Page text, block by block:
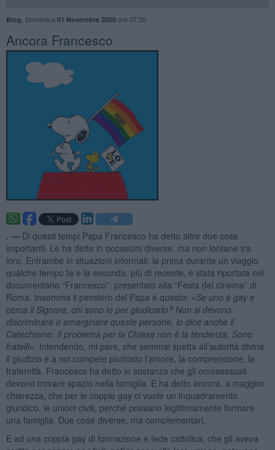
Blog Domenica 01 Novembre 2020ore 07:30
​Ancora Francesco
. — Di questi tempi Papa Francesco ha detto altre due cose
importanti. Le ha dette in occasioni diverse, ma non lontane tra
loro. Entrambe in situazioni informali: la prima durante un viaggio
qualche tempo fa e la seconda, più di recente, è stata riportata nel
documentario “Francesco”, presentato alla “Festa del cinema” di
Roma. Insomma il pensiero del Papa è questo: «Se uno è gay e
cerca il Signore, chi sono io per giudicarlo? Non si devono
discriminare o emarginare queste persone, lo dice anche il
Catechismo. Il problema per la Chiesa non è la tendenza. Sono
fratelli». Intendendo, mi pare, che semmai spetta all’autorità divina
il giudizio e a noi compete piuttosto l’amore, la comprensione, la
fraternità. Francesco ha detto in sostanza che gli omosessuali
devono trovare spazio nella famiglia. E ha detto ancora, a maggior
chiarezza, che per le coppie gay ci vuole un inquadramento
giuridico, le unioni civili, perché possano legittimamente formare
una famiglia. Due cose diverse, ma complementari.
E ad una coppia gay di formazione e fede cattolica, che gli aveva